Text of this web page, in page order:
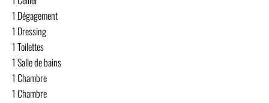
1 Dégagement
1 Dressing
1 Toilettes
1 Salle de bains
1 Chambre
1 Chambre